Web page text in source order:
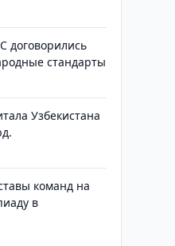
договорились
стандарты
Узбекистана
команд на
в